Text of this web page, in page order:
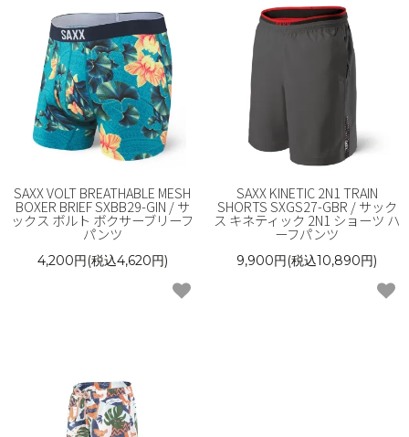
SAXX VOLT BREATHABLE MESH
BOXER BRIEF SXBB29-GIN / サ
ックス ボルト ボクサーブリーフ
パンツ
4,200円(税込4,620円)
SAXX KINETIC 2N1 TRAIN
SHORTS SXGS27-GBR / サック
ス キネティック 2N1 ショーツ ハ
ーフパンツ
9,900円(税込10,890円)